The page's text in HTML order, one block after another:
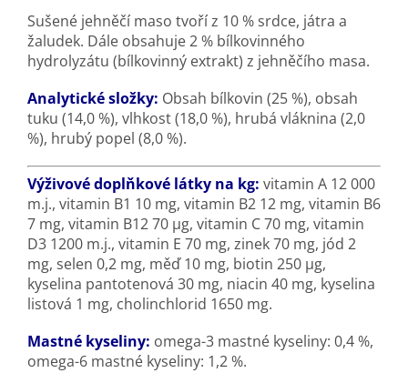
Sušené jehněčí maso tvoří z 10 % srdce, játra a
žaludek. Dále obsahuje 2 % bílkovinného
hydrolyzátu (bílkovinný extrakt) z jehněčího masa.
Analytické složky: Obsah bílkovin (25 %), obsah
tuku (14,0 %), vlhkost (18,0 %), hrubá vláknina (2,0
%), hrubý popel (8,0 %).
Výživové doplňkové látky na kg: vitamin A 12 000
m.j., vitamin B1 10 mg, vitamin B2 12 mg, vitamin B6
7 mg, vitamin B12 70 μg, vitamin C 70 mg, vitamin
D3 1200 m.j., vitamin E 70 mg, zinek 70 mg, jód 2
mg, selen 0,2 mg, měď 10 mg, biotin 250 μg,
kyselina pantotenová 30 mg, niacin 40 mg, kyselina
listová 1 mg, cholinchlorid 1650 mg.
Mastné kyseliny: omega-3 mastné kyseliny: 0,4 %,
omega-6 mastné kyseliny: 1,2 %.